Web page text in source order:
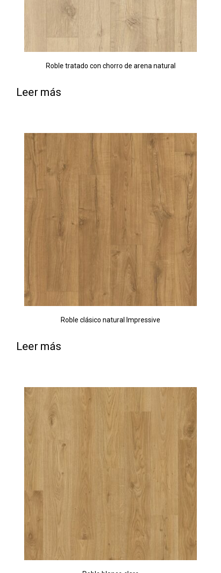
Roble tratado con chorro de arena natural
Leer más
Roble clásico natural Impressive
Leer más